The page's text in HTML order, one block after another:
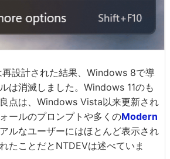
再設計された結果、Windows 8で導
は消滅しました。Windows 11のも
点は、Windows Vista以来更新され
ールのプロンプトや多くのModern
ルなユーザーにはほとんど表示され
たことだとNTDEVは述べていま